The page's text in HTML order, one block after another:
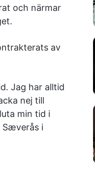
och närmar
av
Jag har alltid
nej till
min tid i
Sæverås i